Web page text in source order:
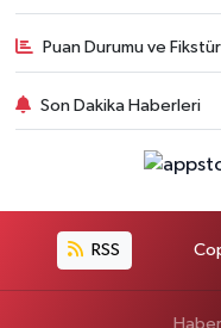
Puan Durumu ve Fikstür
Son Dakika Haberleri
RSS
Haber